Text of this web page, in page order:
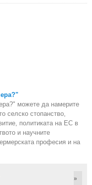
можете да намерите
селско стопанство,
политиката на ЕС в
и научните
професия и на
»